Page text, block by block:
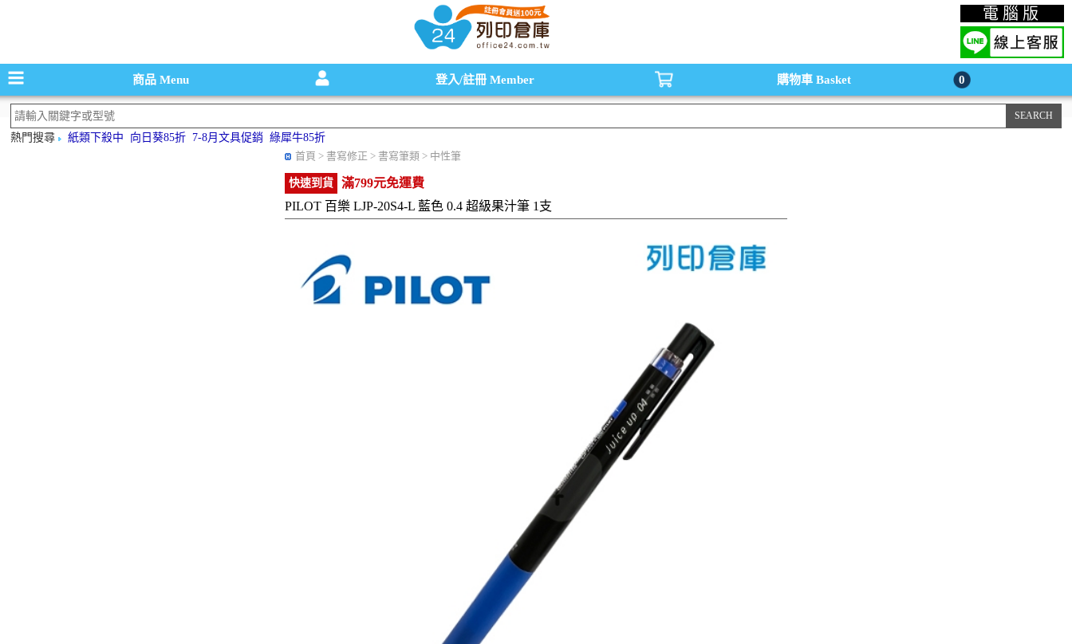
碳粉匣，墨水匣,原廠碳粉匣，副廠碳粉匣，環保碳粉匣,連續供墨印表機-office24列印倉庫線上購物手機版 電腦版
商品Menu 登入/註冊 Member 購物車 Basket 0
熱門搜尋 紙類下殺中 向日葵85折 7-8月文具促銷
綠犀牛85折
首頁 > 書寫修正 > 書寫筆類 > 中性筆
快速到貨
滿799元免運費
PILOT 百樂 LJP-20S4-L 藍色 0.4 超級果汁筆 1支